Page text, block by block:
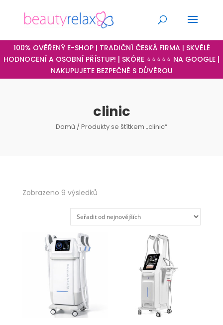
100% OVĚŘENÝ E-SHOP | TRADIČNÍ ČESKÁ FIRMA | SKVĚLÉ
HODNOCENÍ A OSOBNÍ PŘÍSTUP! | SKÓRE ⭐⭐⭐⭐⭐ NA GOOGLE |
NAKUPUJETE BEZPEČNĚ S DŮVĚROU
clinic
Domů / Produkty se štítkem „clinic“
Zobrazeno 9 výsledkůSeřazeno
nejnovějších